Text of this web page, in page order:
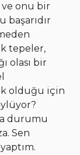
onu bir
başarıdır
tepeler,
olası bir
olduğu için
durumu
Sen